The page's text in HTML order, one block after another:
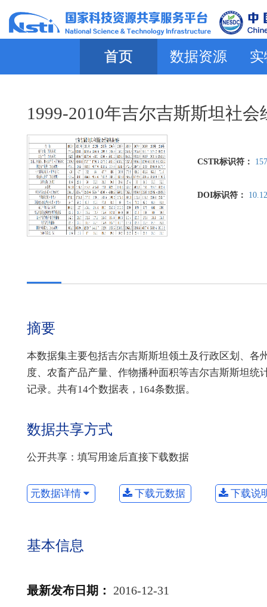
首页 数据资源
1999-2010年吉尔吉斯斯坦社
CSTR标识符：
DOI标识符：
摘要
本数据集主要包括吉尔吉斯斯坦领土及行政区划、
度、农畜产品产量、作物播种面积等吉尔吉斯斯坦统
记录。共有14个数据表，164条数据。
数据共享方式
公开共享：填写用途后直接下载数据
元数据详情 下载元数据 下载说
基本信息
最新发布日期 ：
2016-12-31